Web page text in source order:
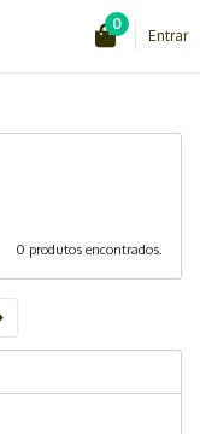
0
Entrar
0 produtos encontrados.